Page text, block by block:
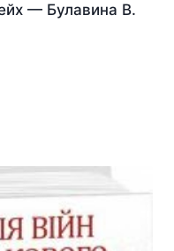
— Булавина В.